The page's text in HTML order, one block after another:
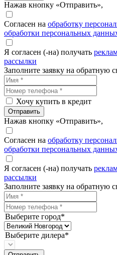
Нажав кнопку «Отправить»,
Согласен на обработку
обработки персональных
Я согласен (-на) получать
рассылки
Заполните заявку на обратную
Хочу купить в кредит
Отправить
Нажав кнопку «Отправить»,
Согласен на обработку
обработки персональных
Я согласен (-на) получать
рассылки
Заполните заявку на обратную
Выберите город*
Выберите дилера*